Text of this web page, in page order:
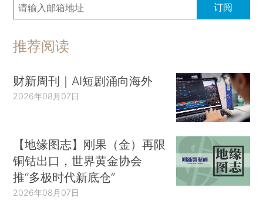
订阅
推荐阅读
财新周刊｜AI短剧涌向海外
2026年08月07日
【地缘图志】刚果（金）再限
铜钴出口，世界黄金协会
推“多极时代新底仓”
2026年08月07日